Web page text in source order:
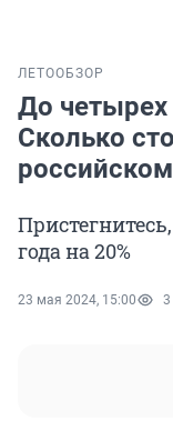
ЛЕТООБЗОР
До
Сколько
года на 20%
23 мая 2024, 15:00 3